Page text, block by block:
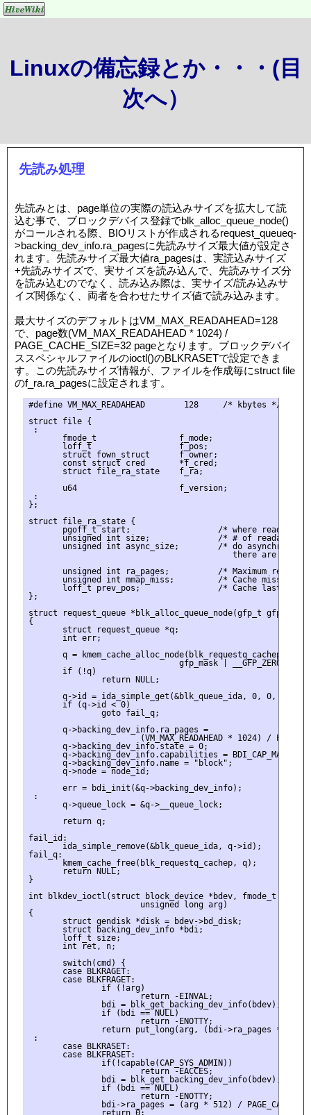
Linuxの備忘録とか・・・(目
次へ）
先読み処理
先読みとは、page単位の実際の読込みサイズを拡大して読
込む事で、ブロックデバイス登録でblk_alloc_queue_node()
がコールされる際、BIOリストが作成されるrequest_queueq-
>backing_dev_info.ra_pagesに先読みサイズ最大値が設定さ
れます。先読みサイズ最大値ra_pagesは、実読込みサイズ
+先読みサイズで、実サイズを読み込んで、先読みサイズ分
を読み込むのでなく、読み込み際は、実サイズ/読み込みサ
イズ関係なく、両者を合わせたサイズ値で読み込みます。
最大サイズのデフォルトはVM_MAX_READAHEAD=128
で、page数(VM_MAX_READAHEAD * 1024) /
PAGE_CACHE_SIZE=32 pageとなります。ブロックデバイ
ススペシャルファイルのioctl()のBLKRASETで設定できま
す。この先読みサイズ情報が、ファイルを作成毎にstruct file
のf_ra.ra_pagesに設定されます。
#define VM_MAX_READAHEAD        128     /* kbytes */
struct file {
:
       fmode_t                 f_mode;
       loff_t                  f_pos;
       struct fown_struct      f_owner;
       const struct cred       *f_cred;
       struct file_ra_state    f_ra;
       u64                     f_version;
:
};
struct file_ra_state {
pgoff_t start;                  /* where readahead
unsigned int size;              /* # of readahead
unsigned int async_size;        /* do asynchronous
there are only
unsigned int ra_pages;          /* Maximum
unsigned int mmap_miss;         /* Cache miss stat
loff_t prev_pos;                /* Cache last
};
struct request_queue *blk_alloc_queue_node(gfp_t
{
       struct request_queue *q;
       int err;
       q = kmem_cache_alloc_node(blk_requestq_cachep,
gfp_mask | __GFP_ZERO,
       if (!q)
               return NULL;
q->id = ida_simple_get(&blk_queue_ida, 0, 0,
       if (q->id < 0)
               goto fail_q;
       q->backing_dev_info.ra_pages =
(VM_MAX_READAHEAD * 1024) /
       q->backing_dev_info.state = 0;
q->backing_dev_info.capabilities =
       q->backing_dev_info.name = "block";
       q->node = node_id;
       err = bdi_init(&q->backing_dev_info);
:
       q->queue_lock = &q->__queue_lock;
       return q;
fail_id:
       ida_simple_remove(&blk_queue_ida, q->id);
fail_q:
       kmem_cache_free(blk_requestq_cachep, q);
       return NULL;
}
int blkdev_ioctl(struct block_device *bdev, fmode_t mode,
                       unsigned long arg)
{
       struct gendisk *disk = bdev->bd_disk;
       struct backing_dev_info *bdi;
       loff_t size;
       int ret, n;
       switch(cmd) {
       case BLKRAGET:
       case BLKFRAGET:
               if (!arg)
                       return -EINVAL;
               bdi = blk_get_backing_dev_info(bdev);
               if (bdi == NULL)
                       return -ENOTTY;
return put_long(arg, (bdi->ra_pages *
:
       case BLKRASET:
       case BLKFRASET:
               if(!capable(CAP_SYS_ADMIN))
                       return -EACCES;
               bdi = blk_get_backing_dev_info(bdev);
               if (bdi == NULL)
                       return -ENOTTY;
bdi->ra_pages = (arg * 512) /
               return 0;